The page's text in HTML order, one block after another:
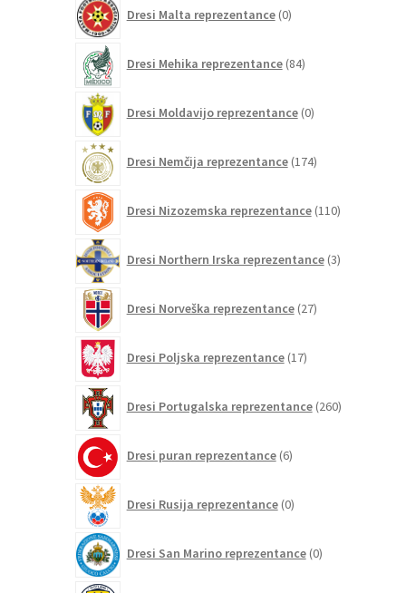
Dresi Malta reprezentance 0izdelkov
Dresi Mehika reprezentance 84izdelkov
Dresi Moldavijo reprezentance 0izdelkov
Dresi Nemčija reprezentance 174izdelkov
Dresi Nizozemska reprezentance 110izdelkov
Dresi Northern Irska reprezentance 3izdelki
Dresi Norveška reprezentance 27izdelkov
Dresi Poljska reprezentance 17izdelkov
Dresi Portugalska reprezentance 260izdelkov
Dresi puran reprezentance 6izdelkov
Dresi Rusija reprezentance 0izdelkov
Dresi San Marino reprezentance 0izdelkov